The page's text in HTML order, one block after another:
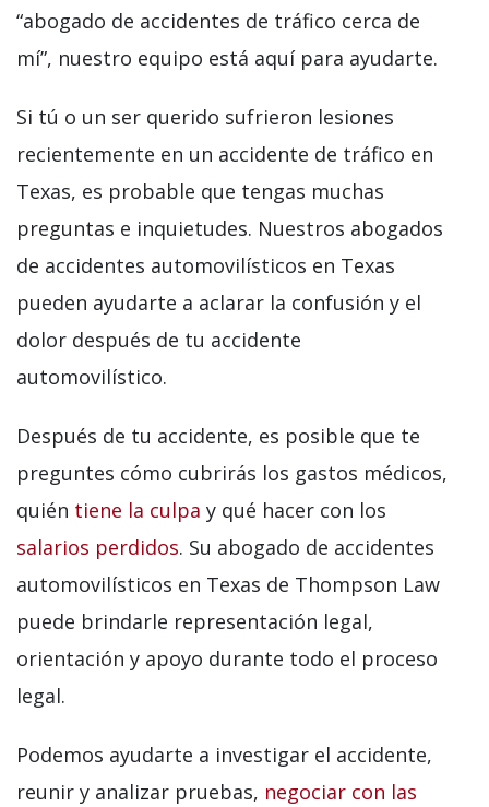
“abogado de accidentes de tráfico cerca de
mí”, nuestro equipo está aquí para ayudarte.
Si tú o un ser querido sufrieron lesiones
recientemente en un accidente de tráfico en
Texas, es probable que tengas muchas
preguntas e inquietudes. Nuestros abogados
de accidentes automovilísticos en Texas
pueden ayudarte a aclarar la confusión y el
dolor después de tu accidente
automovilístico.
Después de tu accidente, es posible que te
preguntes cómo cubrirás los gastos médicos,
quién tiene la culpa y qué hacer con los
salarios perdidos. Su abogado de accidentes
automovilísticos en Texas de Thompson Law
puede brindarle representación legal,
orientación y apoyo durante todo el proceso
legal.
Podemos ayudarte a investigar el accidente,
reunir y analizar pruebas, negociar con las